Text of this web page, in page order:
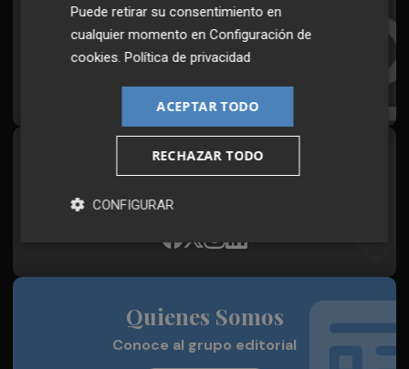
Suscríbete al Boletín
Todos los días a primera hora en tu email
¡Quiero suscribirme!
Síguenos en redes
Plaza Podcast, desde cualquier medio
Quienes Somos
Conoce al grupo editorial
Puede retirar su consentimiento en
cualquier momento enConfiguración de
cookies.Política de privacidad
ACEPTAR TODO
RECHAZAR TODO
CONFIGURAR